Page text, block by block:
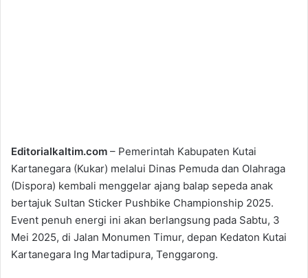
Editorialkaltim.com – Pemerintah Kabupaten Kutai
Kartanegara (Kukar) melalui Dinas Pemuda dan Olahraga
(Dispora) kembali menggelar ajang balap sepeda anak
bertajuk Sultan Sticker Pushbike Championship 2025.
Event penuh energi ini akan berlangsung pada Sabtu, 3
Mei 2025, di Jalan Monumen Timur, depan Kedaton Kutai
Kartanegara Ing Martadipura, Tenggarong.